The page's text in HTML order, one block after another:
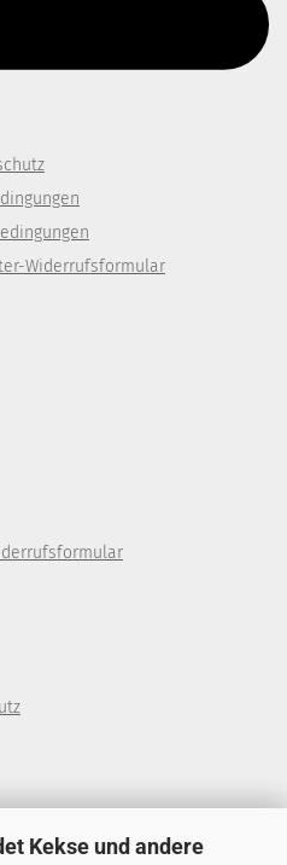
Kekse und andere
Widerrufsformular